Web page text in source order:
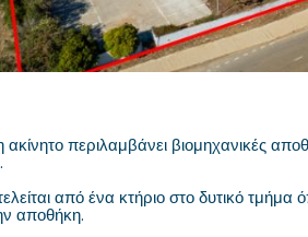
περιλαμβάνει βιομηχανικές
από ένα κτήριο στο δυτικό
αποθήκη.